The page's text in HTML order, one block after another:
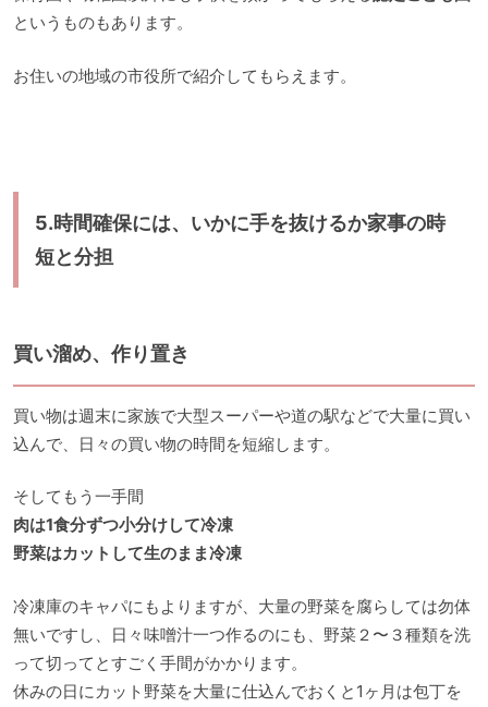
というものもあります。
お住いの地域の市役所で紹介してもらえます。
5.時間確保には、いかに手を抜けるか家事の時
短と分担
買い溜め、作り置き
買い物は週末に家族で大型スーパーや道の駅などで大量に買い
込んで、日々の買い物の時間を短縮します。
そしてもう一手間
肉は1食分ずつ小分けして冷凍
野菜はカットして生のまま冷凍
冷凍庫のキャパにもよりますが、大量の野菜を腐らしては勿体
無いですし、日々味噌汁一つ作るのにも、野菜２〜３種類を洗
って切ってとすごく手間がかかります。
休みの日にカット野菜を大量に仕込んでおくと1ヶ月は包丁を